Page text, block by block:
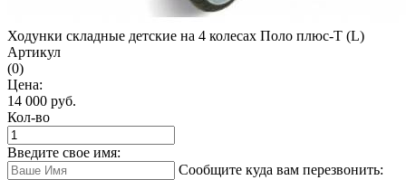
Ходунки складные детские на 4 колесах Поло плюс-Т (L)
Артикул
(0)
Цена:
14 000 руб.
Кол-во
Введите свое имя:
Сообщите куда вам перезвонить: